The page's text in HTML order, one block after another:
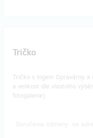
Tričko
Tričko s logem Opravárny a
a velikost dle vlastního
fotogalerie).